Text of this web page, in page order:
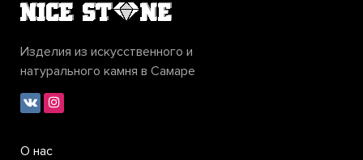
Изделия из искусственного и
натурального камня в Самаре
О нас